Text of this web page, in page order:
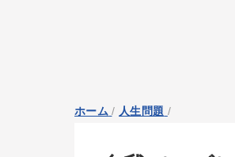
ホーム / 人生問題 /